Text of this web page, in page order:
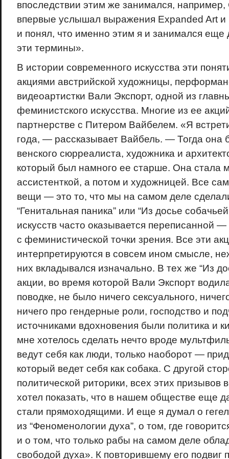
впоследствии этим же занимался, например,
впервые услышал выражения Expanded Art и
и понял, что именно этим я и занимался еще
эти термины».
В истории современного искусства эти
акциями австрийской художницы,
видеоартистки Вали Экспорт, одной из
феминистского искусства. Многие из ее
партнерстве с Питером Вайбелем. «Я
года, — рассказывает Вайбель. — Тогда она
венского сюрреалиста, художника и
который был намного ее старше. Она стала
ассистенткой, а потом и художницей. Все
вещи — это то, что мы на самом деле
“Генитальная паника” или “Из досье
искусств часто оказывается переписанной
с феминистической точки зрения. Все эти
интерпретируются в совсем ином смысле,
них вкладывался изначально. В тех же “Из
акции, во время которой Вали Экспорт
поводке, не было ничего сексуального,
ничего про гендерные роли, господство и
источниками вдохновения были политика и
мне хотелось сделать нечто вроде
ведут себя как люди, только наоборот —
который ведет себя как собака. С другой
политической риторики, всех этих призывов
хотел показать, что в нашем обществе еще
стали прямоходящими. И еще я думал о
из “Феноменологии духа”, о том, где
и о том, что только рабы на самом деле
свободой духа». К повторившему его подвиг